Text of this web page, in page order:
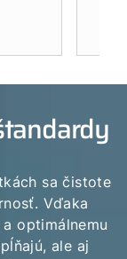
sa čistote
Vďaka
optimálnemu
ale aj